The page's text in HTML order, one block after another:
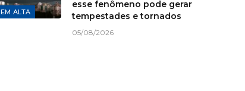
EM ALTA
esse fenômeno pode gerar
tempestades e tornados
05/08/2026